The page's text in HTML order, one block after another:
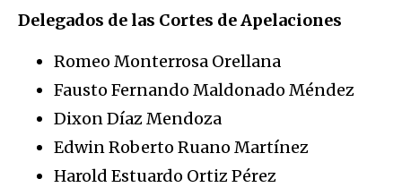
Delegados de las Cortes de Apelaciones
Romeo Monterrosa Orellana
Fausto Fernando Maldonado Méndez
Dixon Díaz Mendoza
Edwin Roberto Ruano Martínez
Harold Estuardo Ortiz Pérez